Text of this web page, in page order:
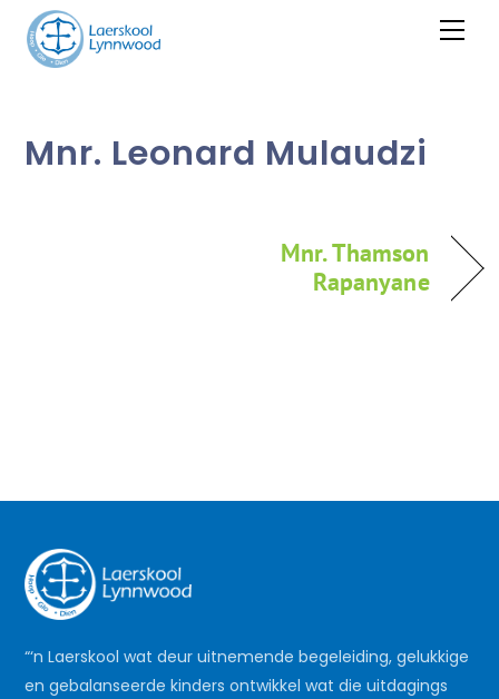
content
Mnr. Leonard Mulaudzi
Mnr. Thamson
Rapanyane
“‘n Laerskool wat deur uitnemende begeleiding, gelukkige
en gebalanseerde kinders ontwikkel wat die uitdagings